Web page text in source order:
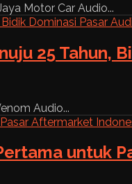
Motor Car Audio...
25
Audio...
untuk